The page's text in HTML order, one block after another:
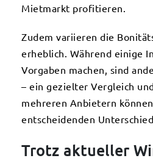
Mietmarkt profitieren.
Zudem variieren die
erheblich. Während einige
Vorgaben machen, sind
– ein gezielter Vergleich
mehreren Anbietern
entscheidenden
Trotz aktueller